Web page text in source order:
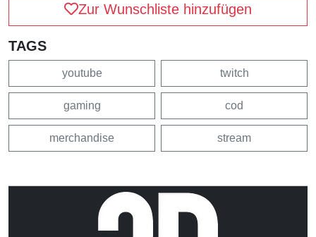
Zur Wunschliste hinzufügen
TAGS
youtube twitch
gaming cod
merchandise stream